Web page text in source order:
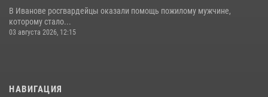
В Иванове росгвардейцы оказали помощь пожилому мужчине,
которому стало...
03 августа 2026, 12:15
НАВИГАЦИЯ